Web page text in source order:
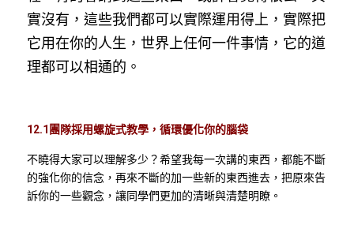
實沒有，這些我們都可以實際運用得上，實際把
它用在你的人生，世界上任何一件事情，它的道
理都可以相通的。
12.1團隊採用螺旋式教學，循環優化你的腦袋
不曉得大家可以理解多少？希望我每一次講的東西，都能不斷
的強化你的信念，再來不斷的加一些新的東西進去，把原來告
訴你的一些觀念，讓同學們更加的清晰與清楚明瞭。